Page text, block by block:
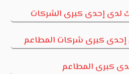
إحدى كبرى الشركات
كبرى شركات المطاعم
كبرى المطاعم